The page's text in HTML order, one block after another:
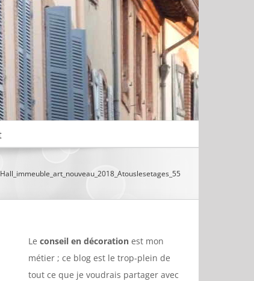
Hall_immeuble_art_nouveau_2018_Atouslesetages_55
Le conseil en décoration est mon
métier ; ce blog est le trop-plein de
tout ce que je voudrais partager avec